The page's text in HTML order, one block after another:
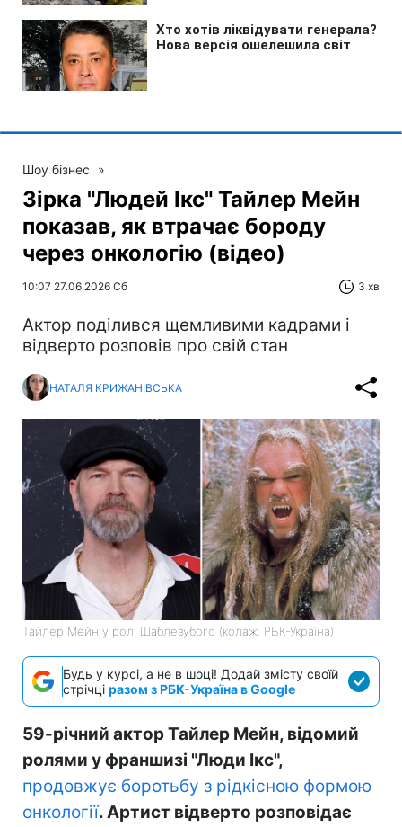
Шоу бізнес »
Зірка "Людей Ікс" Тайлер Мейн
показав, як втрачає бороду
через онкологію (відео)
10:07 27.06.2026 Сб 3 хв
Актор поділився щемливими кадрами і
відверто розповів про свій стан
НАТАЛЯ КРИЖАНІВСЬКА
Тайлер Мейн у ролі Шаблезубого (колаж: РБК-Україна)
Будь у курсі, а не в шоці! Додай змісту своїй
стрічці разом з РБК-Україна в Google
59-річний актор Тайлер Мейн, відомий
ролями у франшизі "Люди Ікс",
продовжує боротьбу з рідкісною формою
онкології. Артист відверто розповідає